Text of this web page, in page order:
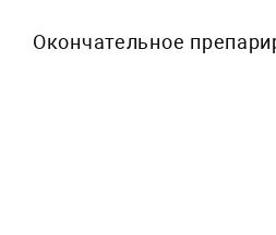
Окончательное